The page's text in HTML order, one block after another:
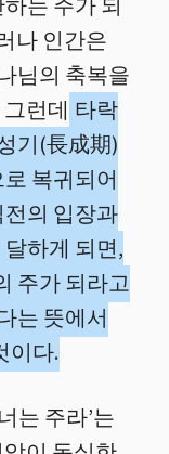
는 주가 되
나 인간은
님의 축복을
런데 타락
기(長成期)
복귀되어
의 입장과
하게 되면,
주가 되라고
는 뜻에서
이다.
는 주라’는